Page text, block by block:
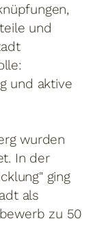
und
und aktive
wurden
In der
ging
als
zu 50